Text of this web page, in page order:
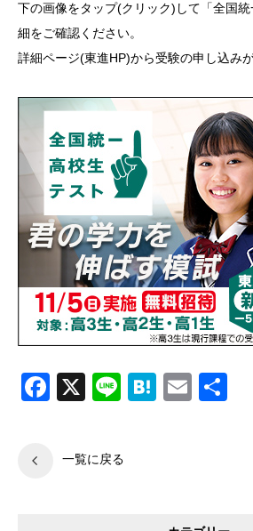
下の画像をタップ(クリック)して「全国
細をご確認ください。
詳細ページ(東進HP)から受験の申し込みが
Facebook
X LineHatena
Email
一覧に戻る